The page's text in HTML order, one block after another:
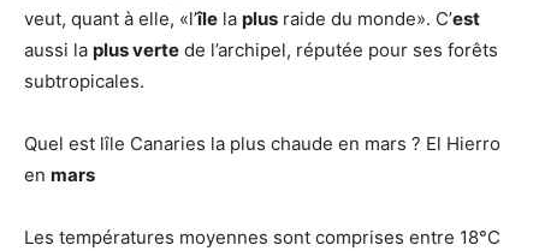
veut, quant à elle, «l’île la plus raide du monde». C’est
aussi la plus verte de l’archipel, réputée pour ses forêts
subtropicales.
Quel est lîle Canaries la plus chaude en mars ? El Hierro
en mars
Les températures moyennes sont comprises entre 18°C